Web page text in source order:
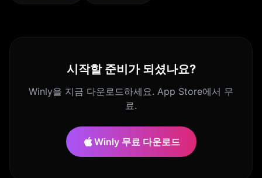
시작할 준비가 되셨나요?
Winly을 지금 다운로드하세요. App Store에서 무
료.
Winly 무료 다운로드